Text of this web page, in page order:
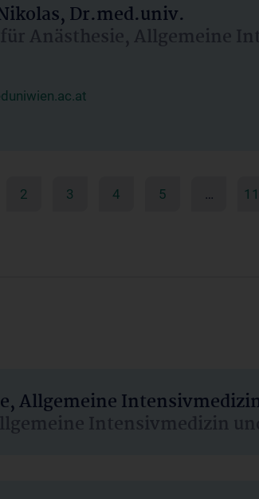
Dr.med.univ.
Anästhesie, Allgemeine
2 3 4 5 …
Allgemeine
Intensivmedizin